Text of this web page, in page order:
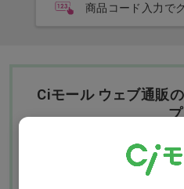
商品コード入力で
Ciモール ウェブ通販
プ
お支払いについて